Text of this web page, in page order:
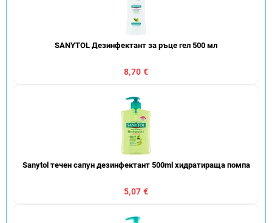
SANYTOL Дезинфектант за ръце гел 500 мл
8,70 €
Sanytol течен сапун дезинфектант 500ml хидратираща помпа
5,07 €